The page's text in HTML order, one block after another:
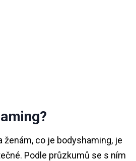
ženám, co je bodyshaming, je
Podle průzkumů se s ním